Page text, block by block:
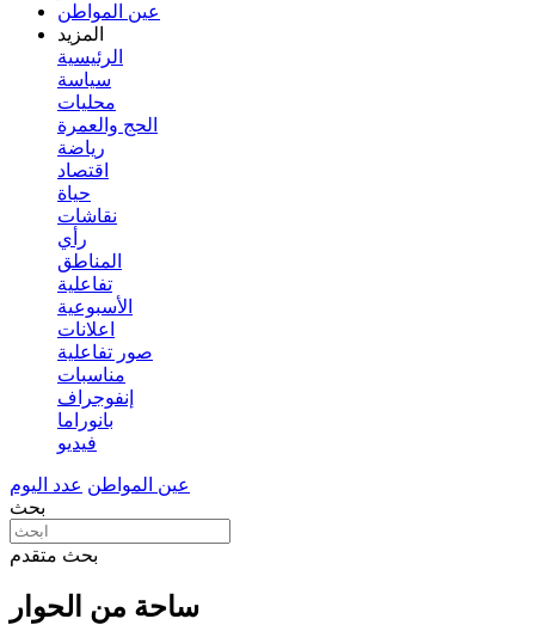
عين المواطن
المزيد
الرئيسية
سياسة
محليات
الحج والعمرة
رياضة
اقتصاد
حياة
نقاشات
رأي
المناطق
تفاعلية
الأسبوعية
اعلانات
صور تفاعلية
مناسبات
إنفوجراف
بانوراما
فيديو
عين المواطن عدد اليوم
بحث
بحث متقدم
ساحة من الحوار